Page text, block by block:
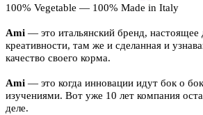
100% Vegetable — 100% Made in Italy
Ami — это итальянский бренд, настоящее
креативности, там же и сделанная и
качество своего корма.
Ami — это когда инновации идут бок о
изучениями. Вот уже 10 лет компания
деле.